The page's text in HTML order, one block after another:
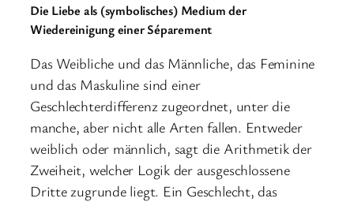
Die Liebe als (symbolisches) Medium der
Wiedereinigung einer Séparement
Das Weibliche und das Männliche, das Feminine
und das Maskuline sind einer
Geschlechterdifferenz zugeordnet, unter die
manche, aber nicht alle Arten fallen. Entweder
weiblich oder männlich, sagt die Arithmetik der
Zweiheit, welcher Logik der ausgeschlossene
Dritte zugrunde liegt. Ein Geschlecht, das